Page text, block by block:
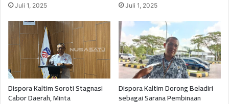
Juli 1, 2025 Juli 1, 2025
Dispora Kaltim Soroti Stagnasi
Cabor Daerah, Minta
Dispora Kaltim Dorong Beladiri
sebagai Sarana Pembinaan